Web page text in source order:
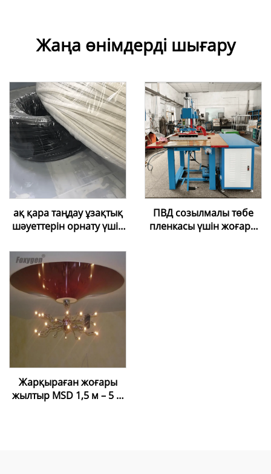
Жаңа өнімдерді шығару
ақ қара таңдау ұзақтық
шәуеттерін орнату үшін
шәуеті сапасы жоғары
ПВД созылмалы төбе
пленкасы үшін жоғары
Жарқыраған жоғары
жылтыр MSD 1,5 м – 5 м